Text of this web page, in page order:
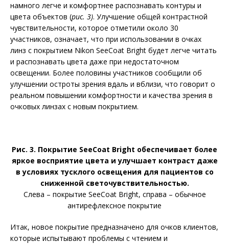
намного легче и комфортнее распознавать контуры и
цвета объектов (рис. 3). Улучшение общей контрастной
чувствительности, которое отметили около 30
участников, означает, что при использовании в очках
линз с покрытием Nikon SeeCoat Bright будет легче читать
и распознавать цвета даже при недостаточном
освещении. Более половины участников сообщили об
улучшении остроты зрения вдаль и вблизи, что говорит о
реальном повышении комфортности и качества зрения в
очковых линзах с новым покрытием.
Рис. 3. Покрытие SeeCoat Bright обеспечивает более
яркое восприятие цвета и улучшает контраст даже
в условиях тусклого освещения для пациентов со
сниженной светочувствительностью.
Слева – покрытие SeeCoat Bright, справа – обычное
антирефлекcное покрытие
Итак, новое покрытие предназначено для очков клиентов,
которые испытывают проблемы с чтением и